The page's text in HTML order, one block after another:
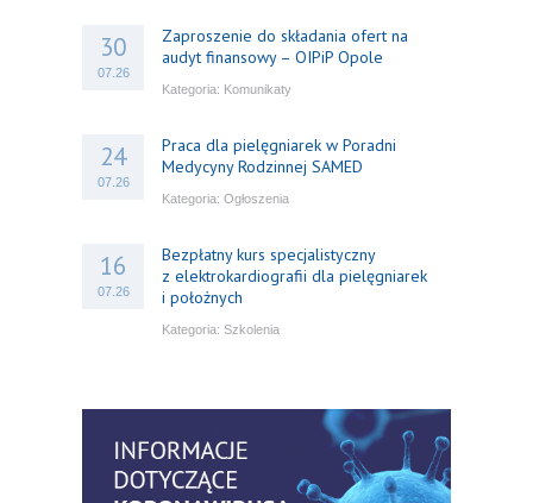
30
07.26
Zaproszenie do składania ofert na
audyt finansowy – OIPiP Opole
Kategoria: Komunikaty
24
07.26
Praca dla pielęgniarek w Poradni
Medycyny Rodzinnej SAMED
Kategoria: Ogłoszenia
16
07.26
Bezpłatny kurs specjalistyczny
z elektrokardiografii dla pielęgniarek
i położnych
Kategoria: Szkolenia
praktyki – aktualny konsensus ekspertów
w dostępie naczyniowym
Kategoria:Szkolenia